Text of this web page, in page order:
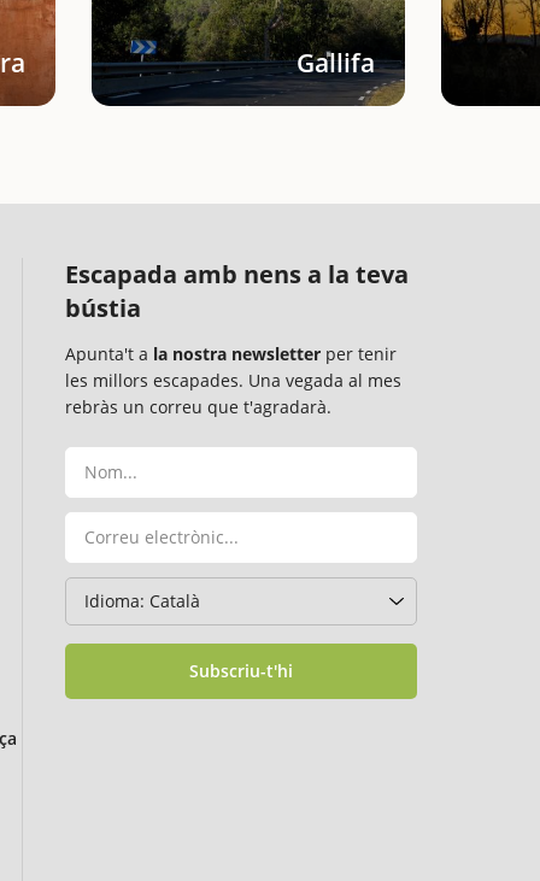
Gallifa
Escapada amb nens a la teva
bústia
Apunta't a la nostra newsletter per tenir
les millors escapades. Una vegada al mes
rebràs un correu que t'agradarà.
Subscriu-t'hi